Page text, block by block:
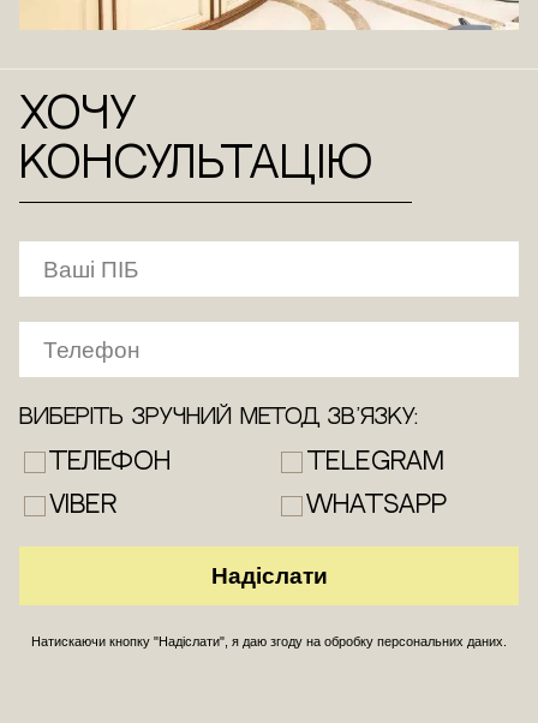
Хочу
консультацію
Виберіть зручний метод зв’язку:
Телефон
Telegram
Viber
WhatsApp
Натискаючи кнопку "Надіслати", я даю згоду на обробку персональних даних.